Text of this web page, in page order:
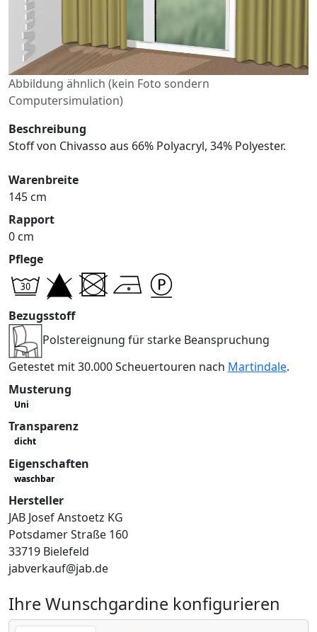
Abbildung ähnlich (kein Foto sondern
Computersimulation)
Beschreibung
Stoff von Chivasso aus 66% Polyacryl, 34% Polyester.
Warenbreite
145 cm
Rapport
0 cm
Pflege
Bezugsstoff
Polstereignung für starke Beanspruchung
Getestet mit 30.000 Scheuertouren nach Martindale.
Musterung
Uni
Transparenz
dicht
Eigenschaften
waschbar
Hersteller
JAB Josef Anstoetz KG
Potsdamer Straße 160
33719 Bielefeld
jabverkauf@jab.de
Ihre Wunschgardine konfigurieren